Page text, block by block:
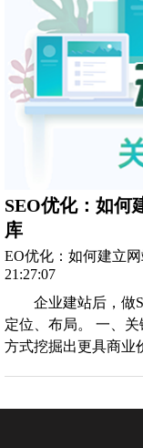
SEO优化：如何
库
EO优化：如何建立
21:27:07
企业建站后，做
定位、布局。 一、
方式挖掘出更具商